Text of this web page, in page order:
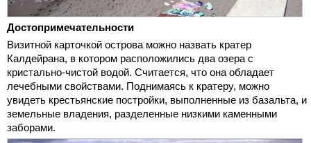
Достопримечательности
Визитной карточкой острова можно назвать кратер
Калдейрана, в котором расположились два озера с
кристально-чистой водой. Считается, что она обладает
лечебными свойствами. Поднимаясь к кратеру, можно
увидеть крестьянские постройки, выполненные из базальта, и
земельные владения, разделенные низкими каменными
заборами.